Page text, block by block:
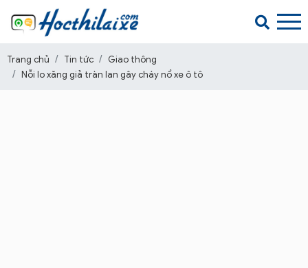
Trang chủ Tin tức
Giao thông
Nỗi lo xăng giả tràn lan gây cháy nổ xe ô tô